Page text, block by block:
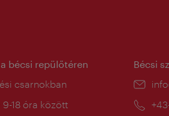
bécsi repülőtéren
csarnokban
9-18 óra között
Bécsi
E-